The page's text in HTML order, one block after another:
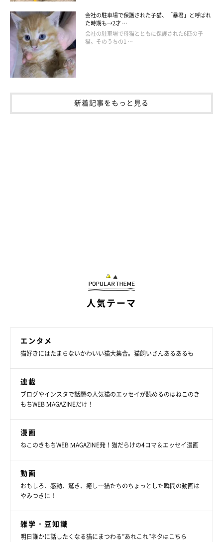
会社の駐車場で保護された子猫、「暴君」と呼ばれ
た時期も→2才 …
会社の駐車場で母猫とともに保護された6匹の子
猫。そのうちの1 …
新着記事をもっと見る
人気テーマ
エンタメ
猫好きにはたまらないかわいい猫大集合。猫飼いさんあるあるも
連載
ブログやインスタで話題の人気猫のエッセイが読めるのはねこのき
もちWEB MAGAZINEだけ！
漫画
ねこのきもちWEB MAGAZINE発！猫だらけの4コマ＆エッセイ漫画
動画
おもしろ、感動、驚き、癒し…猫たちのちょっとした瞬間の動画は
やみつきに！
雑学・豆知識
明日誰かに話したくなる猫にまつわる”あれこれ”ネタはこちら